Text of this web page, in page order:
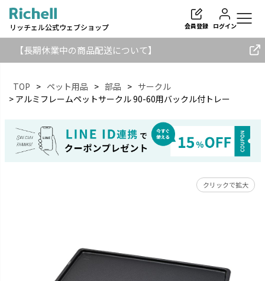
リッチェル公式ウェブショップ 会員登録 ログイン
【長期休業中の商品配送について】
TOP ペット用品 部品
サークル
アルミフレームペットサークル 90-60用バックル付トレー
クリックで拡大